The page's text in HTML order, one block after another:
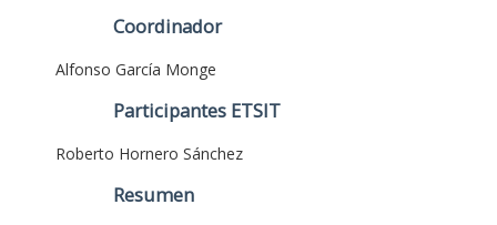
Coordinador
Alfonso García Monge
Participantes ETSIT
Roberto Hornero Sánchez
Resumen